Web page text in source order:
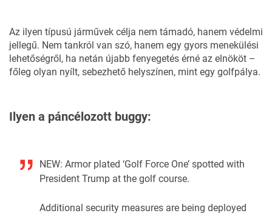
Az ilyen típusú járművek célja nem támadó, hanem védelmi
jellegű. Nem tankról van szó, hanem egy gyors menekülési
lehetőségről, ha netán újabb fenyegetés érné az elnököt –
főleg olyan nyílt, sebezhető helyszínen, mint egy golfpálya.
Ilyen a páncélozott buggy:
NEW: Armor plated ‘Golf Force One’ spotted with
President Trump at the golf course.
Additional security measures are being deployed